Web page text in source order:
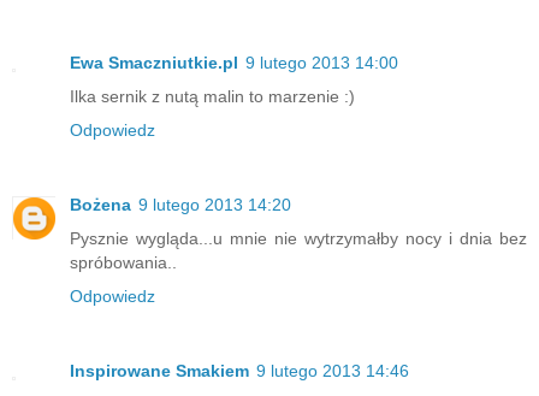
Ewa Smaczniutkie.pl 9 lutego 2013 14:00
Ilka sernik z nutą malin to marzenie :)
Odpowiedz
Bożena 9 lutego 2013 14:20
Pysznie wygląda...u mnie nie wytrzymałby nocy i dnia bez
spróbowania..
Odpowiedz
Inspirowane Smakiem 9 lutego 2013 14:46